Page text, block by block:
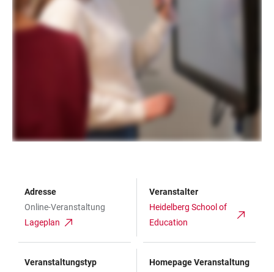
Adresse
Online-Veranstaltung
Lageplan
Veranstalter
Heidelberg School of
Education
Veranstaltungstyp
Homepage Veranstaltung